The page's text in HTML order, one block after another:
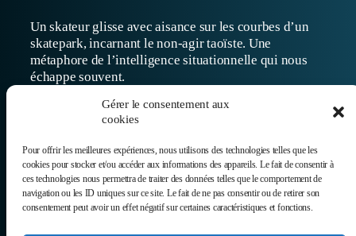
Gérer le consentement aux
cookies
Pour offrir les meilleures expériences, nous utilisons des technologies telles que les
cookies pour stocker et/ou accéder aux informations des appareils. Le fait de consentir à
ces technologies nous permettra de traiter des données telles que le comportement de
navigation ou les ID uniques sur ce site. Le fait de ne pas consentir ou de retirer son
consentement peut avoir un effet négatif sur certaines caractéristiques et fonctions.
Un skateur glisse avec aisance sur les courbes d’un
skatepark, incarnant le non-agir taoïste. Une
métaphore de l’intelligence situationnelle qui nous
échappe souvent.